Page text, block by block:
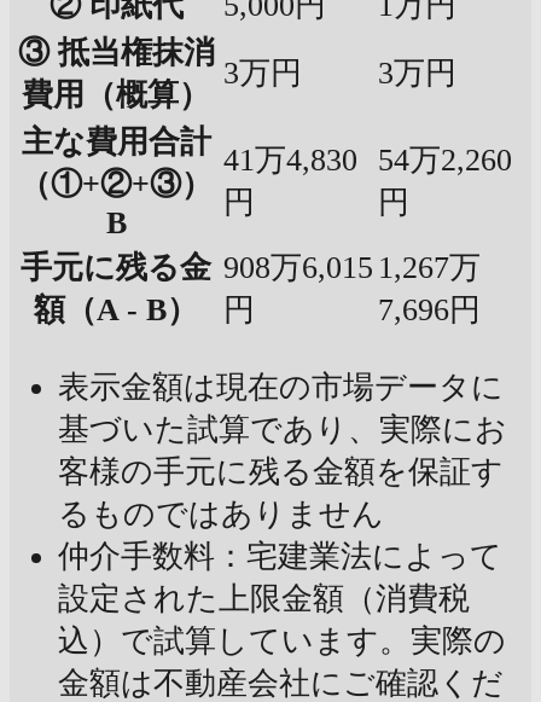
③ 抵当権抹消
費用（概算）
3万円
3万円
主な費用合計
（①+②+③）
B
41万4,830
円
54万2,260
円
手元に残る金
額（A - B）
908万6,015
円
1,267万
7,696円
表示金額は現在の市場データに
基づいた試算であり、実際にお
客様の手元に残る金額を保証す
るものではありません
仲介手数料：宅建業法によって
設定された上限金額（消費税
込）で試算しています。実際の
金額は不動産会社にご確認くだ